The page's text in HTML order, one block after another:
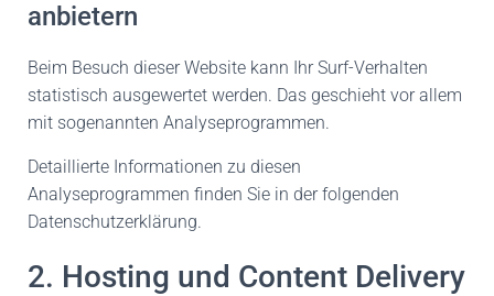
anbietern
Beim Besuch dieser Website kann Ihr Surf-Verhalten
statistisch ausgewertet werden. Das geschieht vor allem
mit sogenannten Analyseprogrammen.
Detaillierte Informationen zu diesen
Analyseprogrammen finden Sie in der folgenden
Datenschutzerklärung.
2. Hosting und Content Delivery